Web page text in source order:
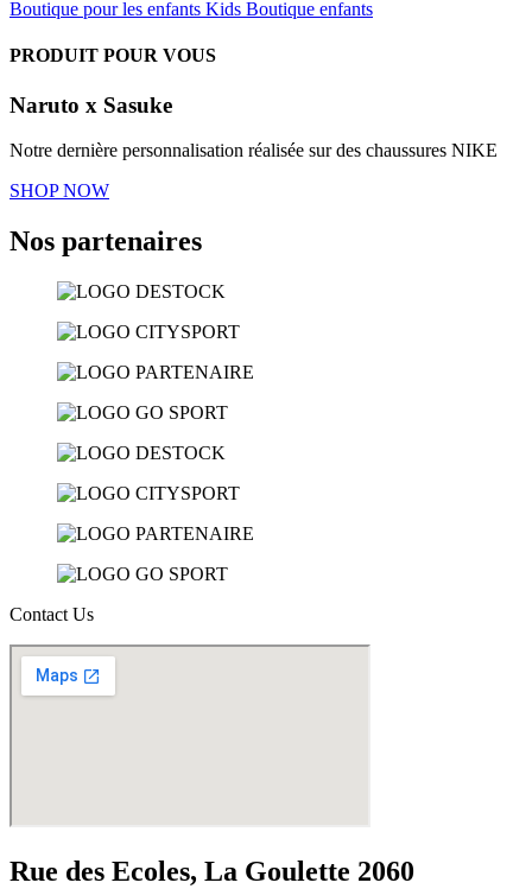
Boutique pour les enfants Kids Boutique enfants
PRODUIT POUR VOUS
Naruto x Sasuke
Notre dernière personnalisation réalisée sur des chaussures NIKE
SHOP NOW
Nos partenaires
Contact Us
Rue des Ecoles, La Goulette 2060